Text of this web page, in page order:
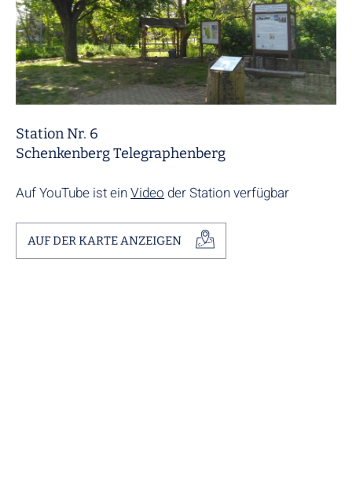
Station Nr. 6
Schenkenberg Telegraphenberg
Auf YouTube ist einVideo der Station verfügbar
AUF DER KARTE ANZEIGEN